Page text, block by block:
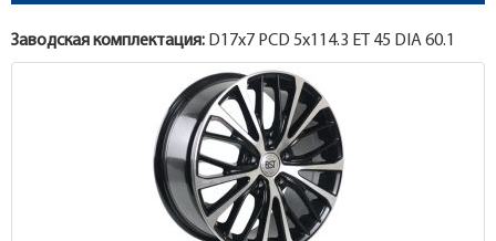
Заводская комплектация: D17x7 PCD 5x114.3 ET 45 DIA 60.1